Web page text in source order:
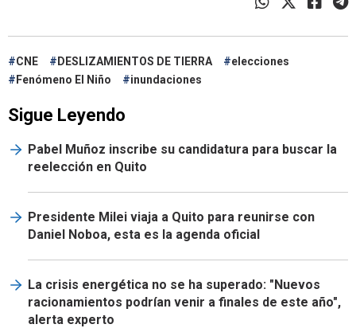
CNE DESLIZAMIENTOS DE TIERRA
elecciones
Fenómeno El Niño
inundaciones
Sigue Leyendo
Pabel Muñoz inscribe su candidatura para buscar la
reelección en Quito
Presidente Milei viaja a Quito para reunirse con
Daniel Noboa, esta es la agenda oficial
La crisis energética no se ha superado: "Nuevos
racionamientos podrían venir a finales de este año",
alerta experto